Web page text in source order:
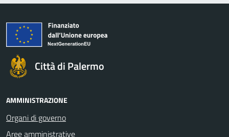
Città di Palermo
AMMINISTRAZIONE
Organi di governo
Aree amministrative